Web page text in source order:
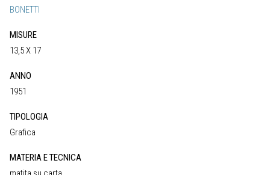
BONETTI
MISURE
13,5 X 17
ANNO
1951
TIPOLOGIA
Grafica
MATERIA E TECNICA